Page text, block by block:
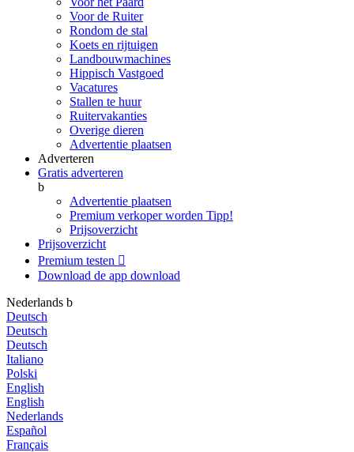
Voor de Ruiter
Rondom de stal
Koets en rijtuigen
Landbouwmachines
Hippisch Vastgoed
Vacatures
Stallen te huur
Ruitervakanties
Overige dieren
Advertentie plaatsen
Adverteren
Gratis adverteren
b
Advertentie plaatsen
Premium verkoper worden Tipp!
Prijsoverzicht
Prijsoverzicht
Premium testen 
Download de app download
Nederlands b
Deutsch
Deutsch
Deutsch
Italiano
Polski
English
English
Nederlands
Español
Français